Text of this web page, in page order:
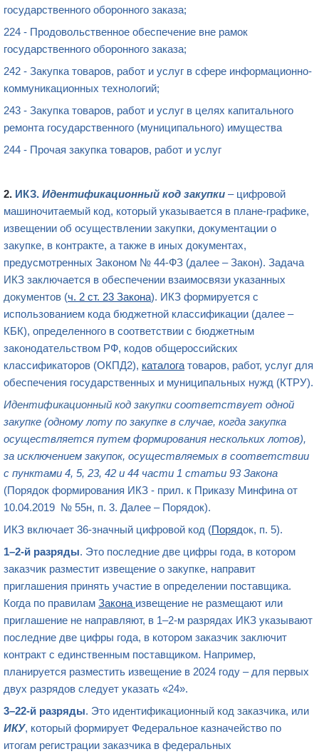
государственного оборонного заказа;
224 - Продовольственное обеспечение вне рамок
государственного оборонного заказа;
242 - Закупка товаров, работ и услуг в сфере информационно-
коммуникационных технологий;
243 - Закупка товаров, работ и услуг в целях капитального
ремонта государственного (муниципального) имущества
244 - Прочая закупка товаров, работ и услуг
2. ИКЗ. Идентификационный код закупки – цифровой
машиночитаемый код, который указывается в плане-графике,
извещении об осуществлении закупки, документации о
закупке, в контракте, а также в иных документах,
предусмотренных Законом № 44-ФЗ (далее – Закон). Задача
ИКЗ заключается в обеспечении взаимосвязи указанных
документов (ч. 2 ст. 23 Закона). ИКЗ формируется с
использованием кода бюджетной классификации (далее –
КБК), определенного в соответствии с бюджетным
законодательством РФ, кодов общероссийских
классификаторов (ОКПД2), каталога товаров, работ, услуг для
обеспечения государственных и муниципальных нужд (КТРУ).
Идентификационный код закупки соответствует одной
закупке (одному лоту по закупке в случае, когда закупка
осуществляется путем формирования нескольких лотов),
за исключением закупок, осуществляемых в соответствии
с пунктами 4, 5, 23, 42 и 44 части 1 статьи 93Закона
(Порядок формирования ИКЗ - прил. к Приказу Минфина от
10.04.2019 № 55н, п. 3. Далее – Порядок).
ИКЗ включает 36-значный цифровой код (Порядок, п. 5).
1–2-й разряды. Это последние две цифры года, в котором
заказчик разместит извещение о закупке, направит
приглашения принять участие в определении поставщика.
Когда по правилам Закона извещение не размещают или
приглашение не направляют, в 1–2-м разрядах ИКЗ указывают
последние две цифры года, в котором заказчик заключит
контракт с единственным поставщиком. Например,
планируется разместить извещение в 2024 году – для первых
двух разрядов следует указать «24».
3–22-й разряды. Это идентификационный код заказчика, или
ИКУ, который формирует Федеральное казначейство по
итогам регистрации заказчика в федеральных